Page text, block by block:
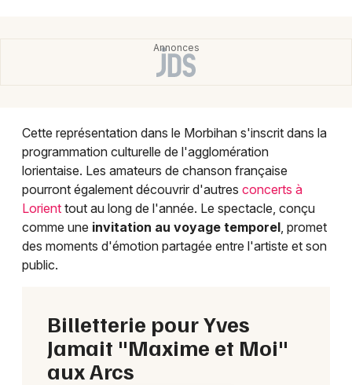
56 - Morbihan
Choisir mes départements
Je m'abonne
Cette représentation dans le Morbihan s'inscrit dans la
programmation culturelle de l'agglomération
lorientaise. Les amateurs de chanson française
pourront également découvrir d'autres concerts à
Lorient tout au long de l'année. Le spectacle, conçu
comme une invitation au voyage temporel, promet
des moments d'émotion partagée entre l'artiste et son
public.
Billetterie pour Yves
Jamait "Maxime et Moi"
aux Arcs